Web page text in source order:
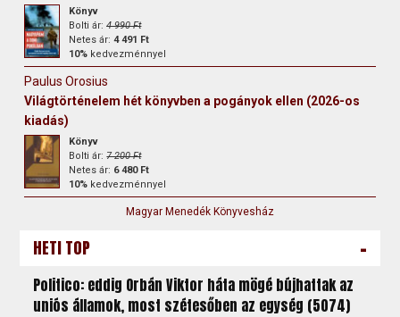
Könyv
Bolti ár:4 990 Ft
Netes ár:4 491 Ft
10% kedvezménnyel
Paulus Orosius
Világtörténelem hét könyvben a pogányok ellen (2026-os
kiadás)
Könyv
Bolti ár:7 200 Ft
Netes ár: 6 480 Ft
10% kedvezménnyel
Magyar Menedék Könyvesház
HETI TOP -
Politico: eddig Orbán Viktor háta mögé bújhattak az
uniós államok, most szétesőben az egység (5074)